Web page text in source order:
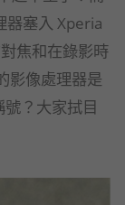
器塞入 Xperia
焦和在錄影時
影像處理器是
？大家拭目